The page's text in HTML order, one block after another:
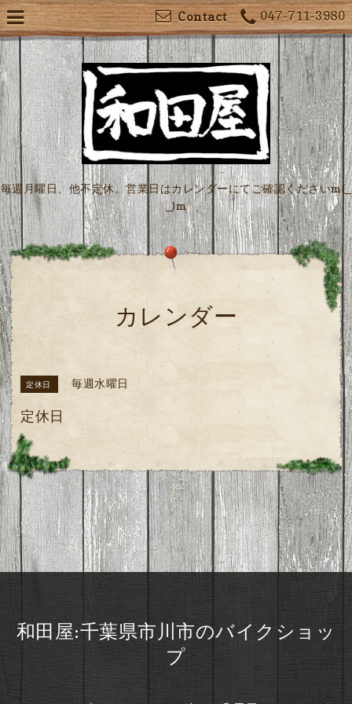
047-711-3980
Contact
毎週月曜日、他不定休。営業日はカレンダーにてご確認くださいm(_
_)m
カレンダー
定休日 毎週水曜日
定休日
和田屋:千葉県市川市のバイクショッ
プ